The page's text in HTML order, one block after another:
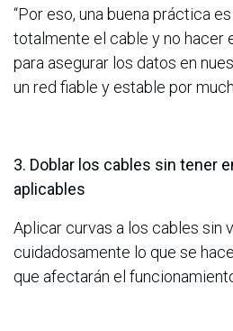
“Por eso, una buena práctica
totalmente el cable y no hacer
para asegurar los datos en
un red fiable y estable por
3. Doblar los cables sin tener
aplicables
Aplicar curvas a los cables sin
cuidadosamente lo que se
que afectarán el